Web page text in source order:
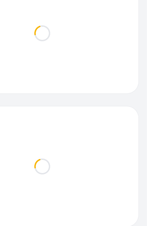
Loading...
Loading...